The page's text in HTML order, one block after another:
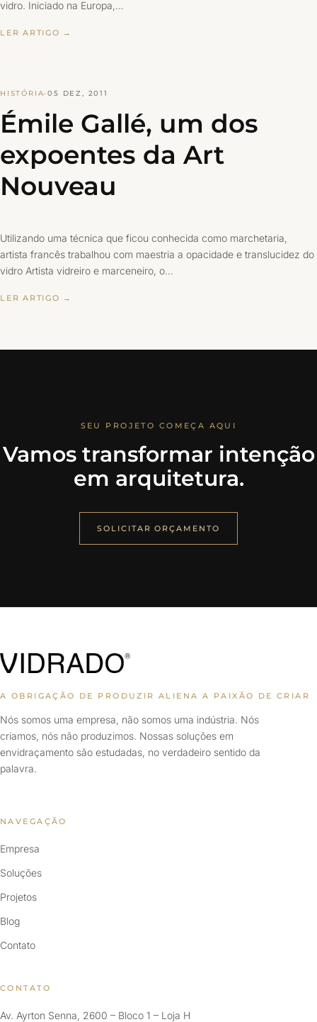
vidro. Iniciado na Europa,…
LER ARTIGO →
HISTÓRIA·05 DEZ, 2011
Émile Gallé, um dos
expoentes da Art
Nouveau
Utilizando uma técnica que ficou conhecida como marchetaria,
artista francês trabalhou com maestria a opacidade e translucidez do
vidro Artista vidreiro e marceneiro, o…
LER ARTIGO →
SEU PROJETO COMEÇA AQUI
Vamos transformar intenção
em arquitetura.
SOLICITAR ORÇAMENTO
A OBRIGAÇÃO DE PRODUZIR ALIENA A PAIXÃO DE CRIAR
Nós somos uma empresa, não somos uma indústria. Nós
criamos, nós não produzimos. Nossas soluções em
envidraçamento são estudadas, no verdadeiro sentido da
palavra.
NAVEGAÇÃO
Empresa
Soluções
Projetos
Blog
Contato
CONTATO
Av. Ayrton Senna, 2600 – Bloco 1 – Loja H